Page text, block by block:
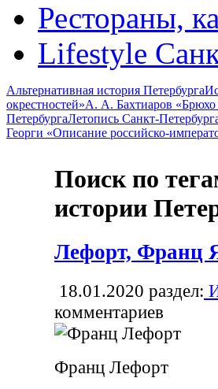
Рестораны,
Lifestyle
Альтернативная история Петербурга
окрестностей»А. А. Бахтиаров «Брюхо
ПетербургаЛетопись Санкт-
Георги «Описание российско-
Поиск по
истории
Лефорт, Франц
18.01.2020 раздел:
комментариев
Франц Лефорт